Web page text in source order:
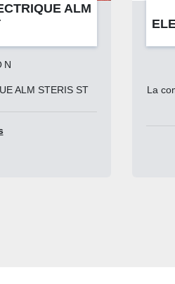
MOBILE
ANETIC AID
chariot de transport et d'une